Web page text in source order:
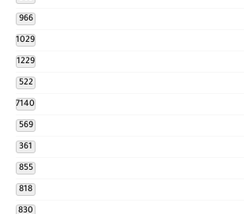
966
1029
1229
522
7140
569
361
855
818
830